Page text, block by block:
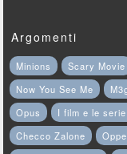
Argomenti
Minions Scary Movie
Now You See Me
Opus
I film e le
Checco Zalone